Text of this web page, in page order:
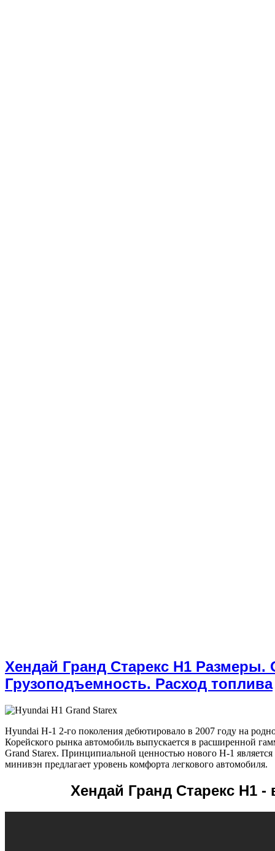
Хендай Гранд Старекс H1 Размеры.
Грузоподъемность. Расход топлива
Hyundai H-1 2-го поколения дебютировало в 2007 году на
Корейского рынка автомобиль выпускается в расширенной
Grand Starex. Принципиальной ценностью нового H-1
минивэн предлагает уровень комфорта легкового автомобиля.
Хендай Гранд Старекс H1 -